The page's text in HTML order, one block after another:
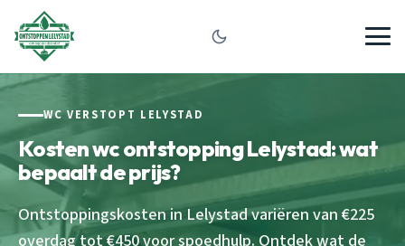
WC VERSTOPT LELYSTAD
Kosten wc ontstopping Lelystad: wat
bepaalt de prijs?
Ontstoppingskosten in Lelystad variëren van €225
overdag tot €450 voor spoedhulp. Ontdek wat de